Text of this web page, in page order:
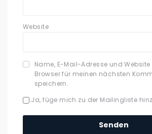
Website
Name, E-Mail-Adresse und
Browser für meinen nächsten
speichern.
Ja, füge mich zu der Mailingliste